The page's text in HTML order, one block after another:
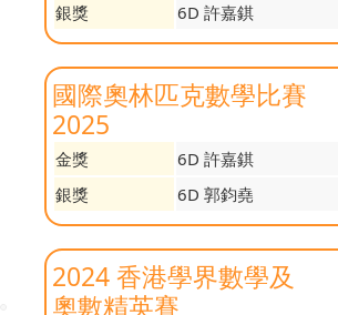
銀獎 6D 許嘉錤
國際奧林匹克數學比賽
2025
金獎
6D 許嘉錤
銀獎
6D 郭鈞堯
2024 香港學界數學及
奧數精英賽